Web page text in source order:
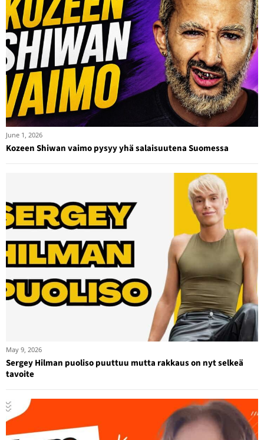
June 1, 2026
Kozeen Shiwan vaimo pysyy yhä salaisuutena Suomessa
May 9, 2026
Sergey Hilman puoliso puuttuu mutta rakkaus on nyt selkeä
tavoite